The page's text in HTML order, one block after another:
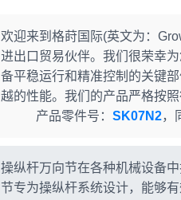
欢迎来到格莳国际(英文为：
进出口贸易伙伴。我们很荣幸
备平稳运行和精准控制的关键
越的性能。我们的产品严格按
产品零件号： SK07N2，
操纵杆万向节在各种机械设备
节专为操纵杆系统设计，能够